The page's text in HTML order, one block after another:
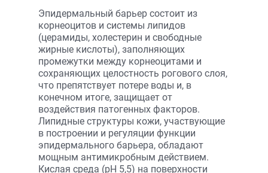
Эпидермальный барьер состоит из
корнеоцитов и системы липидов
(церамиды, холестерин и свободные
жирные кислоты), заполняющих
промежутки между корнеоцитами и
сохраняющих целостность рогового слоя,
что препятствует потере воды и, в
конечном итоге, защищает от
воздействия патогенных факторов.
Липидные структуры кожи, участвующие
в построении и регуляции функции
эпидермального барьера, обладают
мощным антимикробным действием.
Кислая среда (рН 5,5) на поверхности